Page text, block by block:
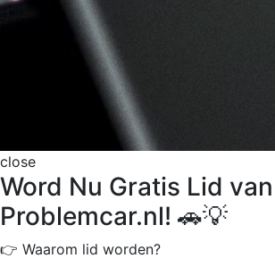
close
Word Nu Gratis Lid van
Problemcar.nl! 🚗💡
👉 Waarom lid worden?